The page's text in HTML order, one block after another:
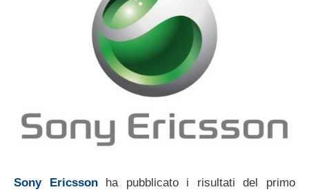
Sony Ericssonha pubblicato i risultati del primo